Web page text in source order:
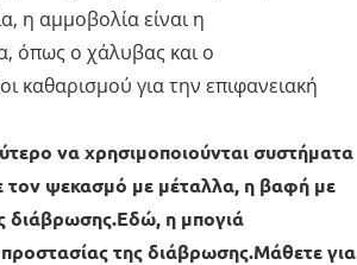
η αμμοβολία είναι η
όπως ο χάλυβας και ο
καθαρισμού για την επιφανειακή
να χρησιμοποιούνται συστήματα
τον ψεκασμό με μέταλλα, η βαφή με
διάβρωσης.Εδώ, η μπογιά
της διάβρωσης.Μάθετε για